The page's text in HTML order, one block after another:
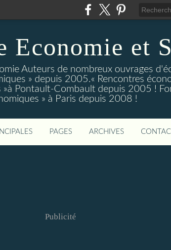
Economie et
Auteurs de nombreux ouvrages
» depuis 2005.« Rencontres
Pontault-Combault depuis 2005 !
» à Paris depuis 2008 !
PAGES ARCHIVES
Publicité